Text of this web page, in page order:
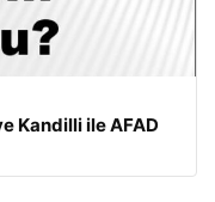
Kandilli ile AFAD